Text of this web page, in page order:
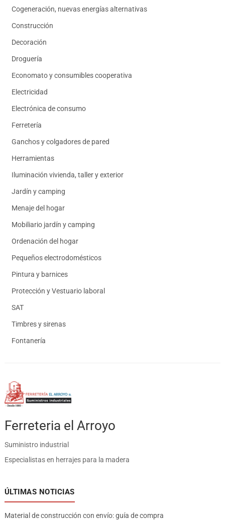
Cogeneración, nuevas energías alternativas
Construcción
Decoración
Droguería
Economato y consumibles cooperativa
Electricidad
Electrónica de consumo
Ferretería
Ganchos y colgadores de pared
Herramientas
Iluminación vivienda, taller y exterior
Jardín y camping
Menaje del hogar
Mobiliario jardín y camping
Ordenación del hogar
Pequeños electrodomésticos
Pintura y barnices
Protección y Vestuario laboral
SAT
Timbres y sirenas
Fontanería
Ferreteria el Arroyo
Suministro industrial
Especialistas en herrajes para la madera
ÚLTIMAS NOTICIAS
Material de construcción con envío: guía de compra